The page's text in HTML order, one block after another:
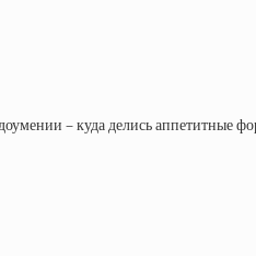
– куда делись аппетитные